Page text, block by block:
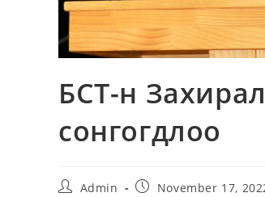
БСТ-н
сонгогдлоо
PostAdmin
PostNovember 17,